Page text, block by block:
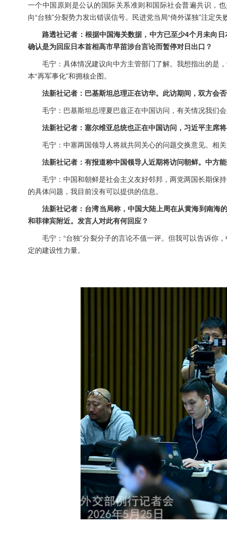
一个中国原则是公认的国际关系准则和国际社会普遍共识，
向“台独”分裂势力发出错误信号。民进党当局“倚外谋独”注定失
路透社记者：根据中国海关数据，中方已至少4个月未向
确认是为回应日本首相高市早苗涉台言论而暂停对日出口？
毛宁：具体情况建议向中方主管部门了解。我想指出的是
本“再军事化”和拥核企图。
法新社记者：巴基斯坦总理正在访华。此访期间，双方会
毛宁：巴基斯坦总理夏巴兹正在中国访问，有关情况我们
法新社记者：塞尔维亚总统也正在中国访问，习近平主席
毛宁：中塞两国领导人将就共同关心的问题交换意见。相
法新社记者：有报道称中国领导人近期将访问朝鲜。中方
毛宁：中国和朝鲜是社会主义友好邻邦，两党两国长期保
的具体问题，我目前没有可以提供的信息。
法新社记者：台湾当局称，中国大陆上周在从黄海到南海
和菲律宾附近。发言人对此有何回应？
毛宁：“台独”分裂分子的言论不值一评。但我可以告诉你
定的建设性力量。